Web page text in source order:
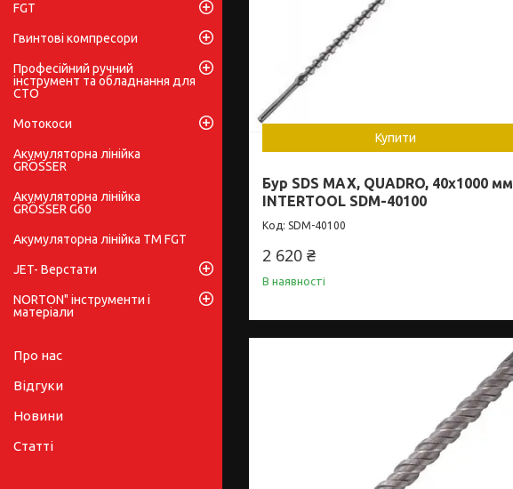
Купити
Бур SDS MAX, QUADRO, 40x1000 мм
INTERTOOL SDM-40100
SDM-40100
2 620 ₴
В наявності
FGT
Гвинтові компресори
Професійний ручний
інструмент та обладнання для
СТО
Мотокоси
Акумуляторна лінійка
GRÖSSER
Акумуляторна лінійка
GRÖSSER G60
Акумуляторна лінійка ТМ FGT
JET- Верстати
NORTON" інструменти і
матеріали
Про нас
Відгуки
Новини
Статті